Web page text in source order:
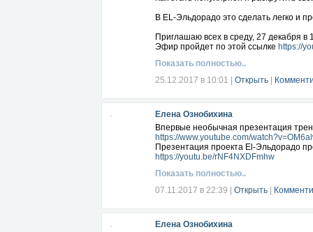
В EL-Эльдорадо это сделать легко и
Приглашаю всех в среду, 27 декабря в
Эфир пройдет по этой ссылке https://
Показать полностью..
25.12.2017 в 10:01
Открыть
Елена Ознобихина
Впервые необычная презентация
https://www.youtube.com/
Презентация проекта El-Эльдорадо
https://youtu.be/rNF4NXDFmhw
Показать полностью..
07.11.2017 в 22:39
Открыть
Елена Ознобихина